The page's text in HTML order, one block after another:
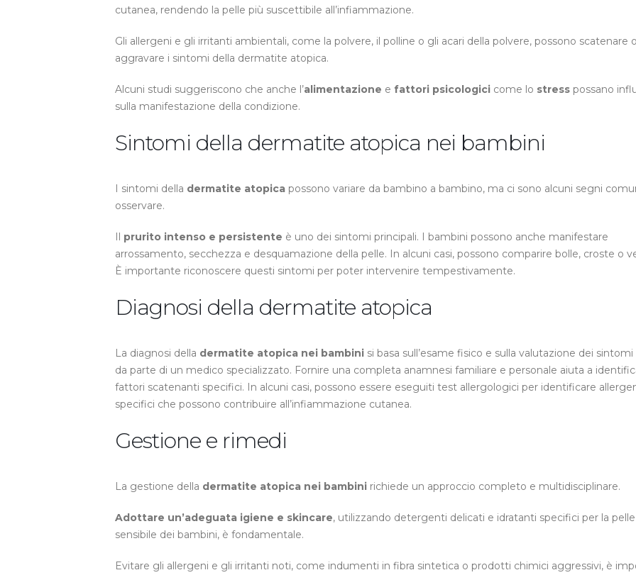
cutanea, rendendo la pelle più suscettibile all’infiammazione.
Gli allergeni e gli irritanti ambientali, come la polvere, il polline o gli acari della polvere, possono scatenare o
aggravare i sintomi della dermatite atopica.
Alcuni studi suggeriscono che anche l’alimentazione e fattori psicologici come lo stress possano
sulla manifestazione della condizione.
Sintomi della dermatite atopica nei bambini
I sintomi della dermatite atopica possono variare da bambino a bambino, ma ci sono alcuni segni
osservare.
Il prurito intenso e persistente è uno dei sintomi principali. I bambini possono anche manifestare
arrossamento, secchezza e desquamazione della pelle. In alcuni casi, possono comparire bolle, croste o
È importante riconoscere questi sintomi per poter intervenire tempestivamente.
Diagnosi della dermatite atopica
La diagnosi della dermatite atopica nei bambini si basa sull’esame fisico e sulla valutazione dei
da parte di un medico specializzato. Fornire una completa anamnesi familiare e personale aiuta a
fattori scatenanti specifici. In alcuni casi, possono essere eseguiti test allergologici per identificare
specifici che possono contribuire all’infiammazione cutanea.
Gestione e rimedi
La gestione della dermatite atopica nei bambini richiede un approccio completo e multidisciplinare.
Adottare un’adeguata igiene e skincare, utilizzando detergenti delicati e idratanti specifici per la pelle
sensibile dei bambini, è fondamentale.
Evitare gli allergeni e gli irritanti noti, come indumenti in fibra sintetica o prodotti chimici aggressivi, è